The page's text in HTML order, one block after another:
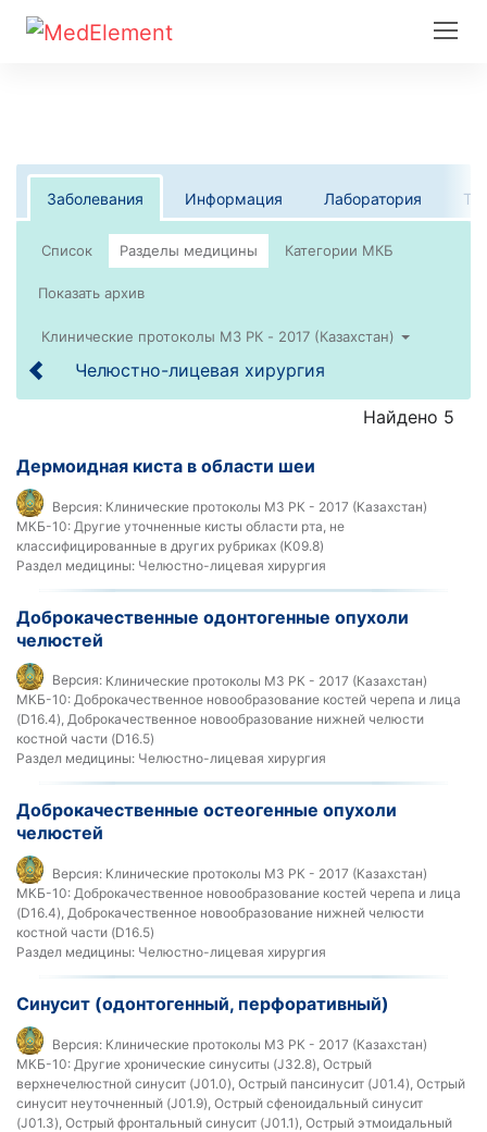
Заболевания Информация Лаборатория
Список
Клинические протоколы МЗ РК - 2017 (Казахстан)
Челюстно-лицевая хирургия
Найдено 5
Дермоидная киста в области шеи
Версия: Клинические протоколы МЗ РК - 2017 (Казахстан)
МКБ-10: Другие уточненные кисты области рта, не
классифицированные в других рубриках (K09.8)
Раздел медицины: Челюстно-лицевая хирургия
Доброкачественные одонтогенные опухоли
челюстей
Версия: Клинические протоколы МЗ РК - 2017 (Казахстан)
МКБ-10: Доброкачественное новообразование костей черепа и лица
(D16.4), Доброкачественное новообразование нижней челюсти
костной части (D16.5)
Раздел медицины: Челюстно-лицевая хирургия
Доброкачественные остеогенные опухоли
челюстей
Версия: Клинические протоколы МЗ РК - 2017 (Казахстан)
МКБ-10: Доброкачественное новообразование костей черепа и лица
(D16.4), Доброкачественное новообразование нижней челюсти
костной части (D16.5)
Раздел медицины: Челюстно-лицевая хирургия
Синусит (одонтогенный, перфоративный)
Версия: Клинические протоколы МЗ РК - 2017 (Казахстан)
МКБ-10: Другие хронические синуситы (J32.8), Острый
верхнечелюстной синусит (J01.0), Острый пансинусит (J01.4), Острый
синусит неуточненный (J01.9), Острый сфеноидальный синусит
(J01.3), Острый фронтальный синусит (J01.1), Острый этмоидальный